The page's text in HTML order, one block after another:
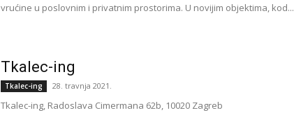
vrućine u poslovnim i privatnim prostorima. U novijim objektima, kod...
Tkalec-ing
Tkalec-ing 28. travnja 2021.
Tkalec-ing, Radoslava Cimermana 62b, 10020 Zagreb